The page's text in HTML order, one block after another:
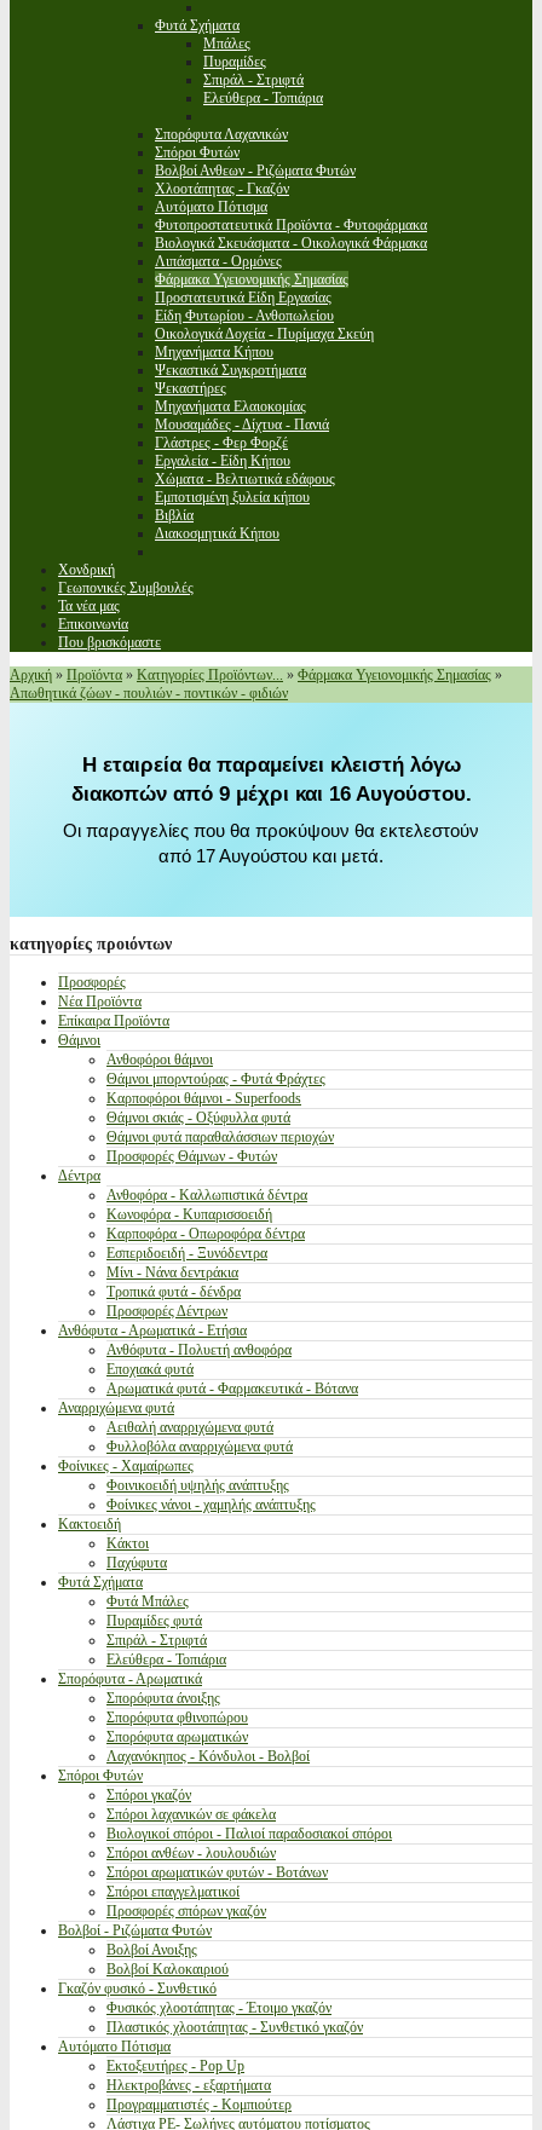
Φυτά Σχήματα
Μπάλες
Πυραμίδες
Σπιράλ - Στριφτά
Ελεύθερα - Τοπιάρια
Σπορόφυτα Λαχανικών
Σπόροι Φυτών
Βολβοί Ανθεων - Ριζώματα Φυτών
Χλοοτάπητας - Γκαζόν
Αυτόματο Πότισμα
Φυτοπροστατευτικά Προϊόντα - Φυτοφάρμακα
Βιολογικά Σκευάσματα - Οικολογικά Φάρμακα
Λιπάσματα - Ορμόνες
Φάρμακα Υγειονομικής Σημασίας
Προστατευτικά Είδη Εργασίας
Είδη Φυτωρίου - Ανθοπωλείου
Οικολογικά Δοχεία - Πυρίμαχα Σκεύη
Μηχανήματα Κήπου
Ψεκαστικά Συγκροτήματα
Ψεκαστήρες
Μηχανήματα Ελαιοκομίας
Μουσαμάδες - Δίχτυα - Πανιά
Γλάστρες - Φερ Φορζέ
Εργαλεία - Είδη Κήπου
Χώματα - Βελτιωτικά εδάφους
Εμποτισμένη ξυλεία κήπου
Βιβλία
Διακοσμητικά Κήπου
Χονδρική
Γεωπονικές Συμβουλές
Τα νέα μας
Επικοινωνία
Που βρισκόμαστε
Αρχική » Προϊόντα » Κατηγορίες Προϊόντων... » Φάρμακα Υγειονομικής Σημασίας »
Απωθητικά ζώων - πουλιών - ποντικών - φιδιών
Η εταιρεία θα παραμείνει κλειστή λόγω
διακοπών από 9 μέχρι και 16 Αυγούστου.
Οι παραγγελίες που θα προκύψουν θα εκτελεστούν
από 17 Αυγούστου και μετά.
κατηγορίες προιόντων
Προσφορές
Νέα Προϊόντα
Επίκαιρα Προϊόντα
Θάμνοι
Ανθοφόροι θάμνοι
Θάμνοι μπορντούρας - Φυτά Φράχτες
Καρποφόροι θάμνοι - Superfoods
Θάμνοι σκιάς - Οξύφυλλα φυτά
Θάμνοι φυτά παραθαλάσσιων περιοχών
Προσφορές Θάμνων - Φυτών
Δέντρα
Ανθοφόρα - Καλλωπιστικά δέντρα
Κωνοφόρα - Κυπαρισσοειδή
Καρποφόρα - Οπωροφόρα δέντρα
Εσπεριδοειδή - Ξυνόδεντρα
Μίνι - Νάνα δεντράκια
Τροπικά φυτά - δένδρα
Προσφορές Δέντρων
Ανθόφυτα - Αρωματικά - Ετήσια
Ανθόφυτα - Πολυετή ανθοφόρα
Εποχιακά φυτά
Αρωματικά φυτά - Φαρμακευτικά - Βότανα
Αναρριχώμενα φυτά
Αειθαλή αναρριχώμενα φυτά
Φυλλοβόλα αναρριχώμενα φυτά
Φοίνικες - Χαμαίρωπες
Φοινικοειδή υψηλής ανάπτυξης
Φοίνικες νάνοι - χαμηλής ανάπτυξης
Κακτοειδή
Κάκτοι
Παχύφυτα
Φυτά Σχήματα
Φυτά Μπάλες
Πυραμίδες φυτά
Σπιράλ - Στριφτά
Ελεύθερα - Τοπιάρια
Σπορόφυτα - Αρωματικά
Σπορόφυτα άνοιξης
Σπορόφυτα φθινοπώρου
Σπορόφυτα αρωματικών
Λαχανόκηπος - Κόνδυλοι - Βολβοί
Σπόροι Φυτών
Σπόροι γκαζόν
Σπόροι λαχανικών σε φάκελα
Βιολογικοί σπόροι - Παλιοί παραδοσιακοί σπόροι
Σπόροι ανθέων - λουλουδιών
Σπόροι αρωματικών φυτών - Βοτάνων
Σπόροι επαγγελματικοί
Προσφορές σπόρων γκαζόν
Βολβοί - Ριζώματα Φυτών
Βολβοί Ανοιξης
Βολβοί Καλοκαιριού
Γκαζόν φυσικό - Συνθετικό
Φυσικός χλοοτάπητας - Έτοιμο γκαζόν
Πλαστικός χλοοτάπητας - Συνθετικό γκαζόν
Αυτόματο Πότισμα
Εκτοξευτήρες - Pop Up
Ηλεκτροβάνες - εξαρτήματα
Προγραμματιστές - Κομπιούτερ
Λάστιχα PE- Σωλήνες αυτόματου ποτίσματος